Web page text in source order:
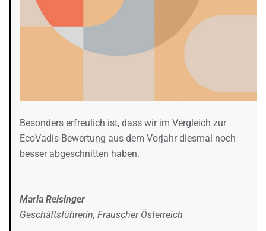
Besonders erfreulich ist, dass wir im Vergleich zur
EcoVadis-Bewertung aus dem Vorjahr diesmal noch
besser abgeschnitten haben.
Maria Reisinger
Geschäftsführerin, Frauscher Österreich